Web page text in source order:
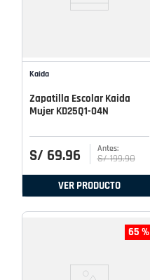
Kaida
Zapatilla Escolar Kaida
Mujer KD25Q1-04N
S/ 69.96 S/ 199.90
VER PRODUCTO
65 %